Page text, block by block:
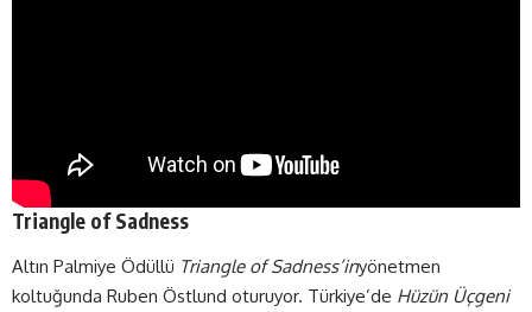
Triangle of Sadness
Altın Palmiye Ödüllü Triangle of Sadness’inyönetmen
koltuğunda Ruben Östlund oturuyor. Türkiye’de Hüzün Üçgeni